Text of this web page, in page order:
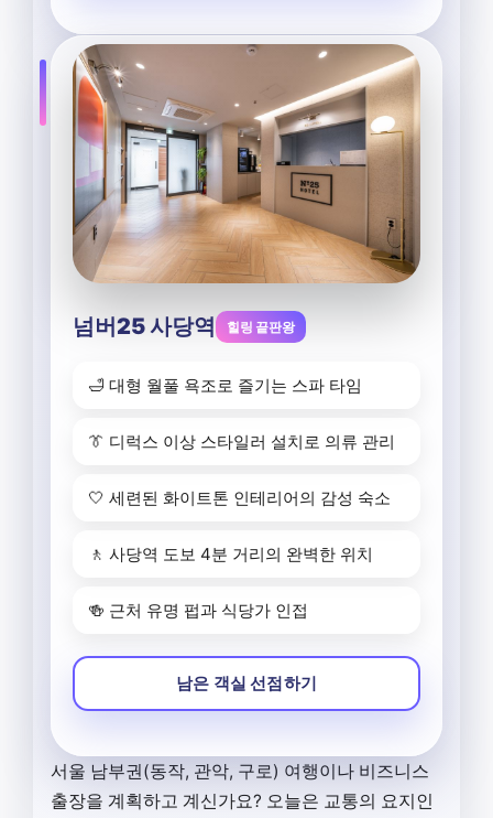
넘버25 사당역 힐링 끝판왕
🛁 대형 월풀 욕조로 즐기는 스파 타임
👔 디럭스 이상 스타일러 설치로 의류 관리
🤍 세련된 화이트톤 인테리어의 감성 숙소
🚶 사당역 도보 4분 거리의 완벽한 위치
🍻 근처 유명 펍과 식당가 인접
남은 객실 선점하기
서울 남부권(동작, 관악, 구로) 여행이나 비즈니스
출장을 계획하고 계신가요? 오늘은 교통의 요지인